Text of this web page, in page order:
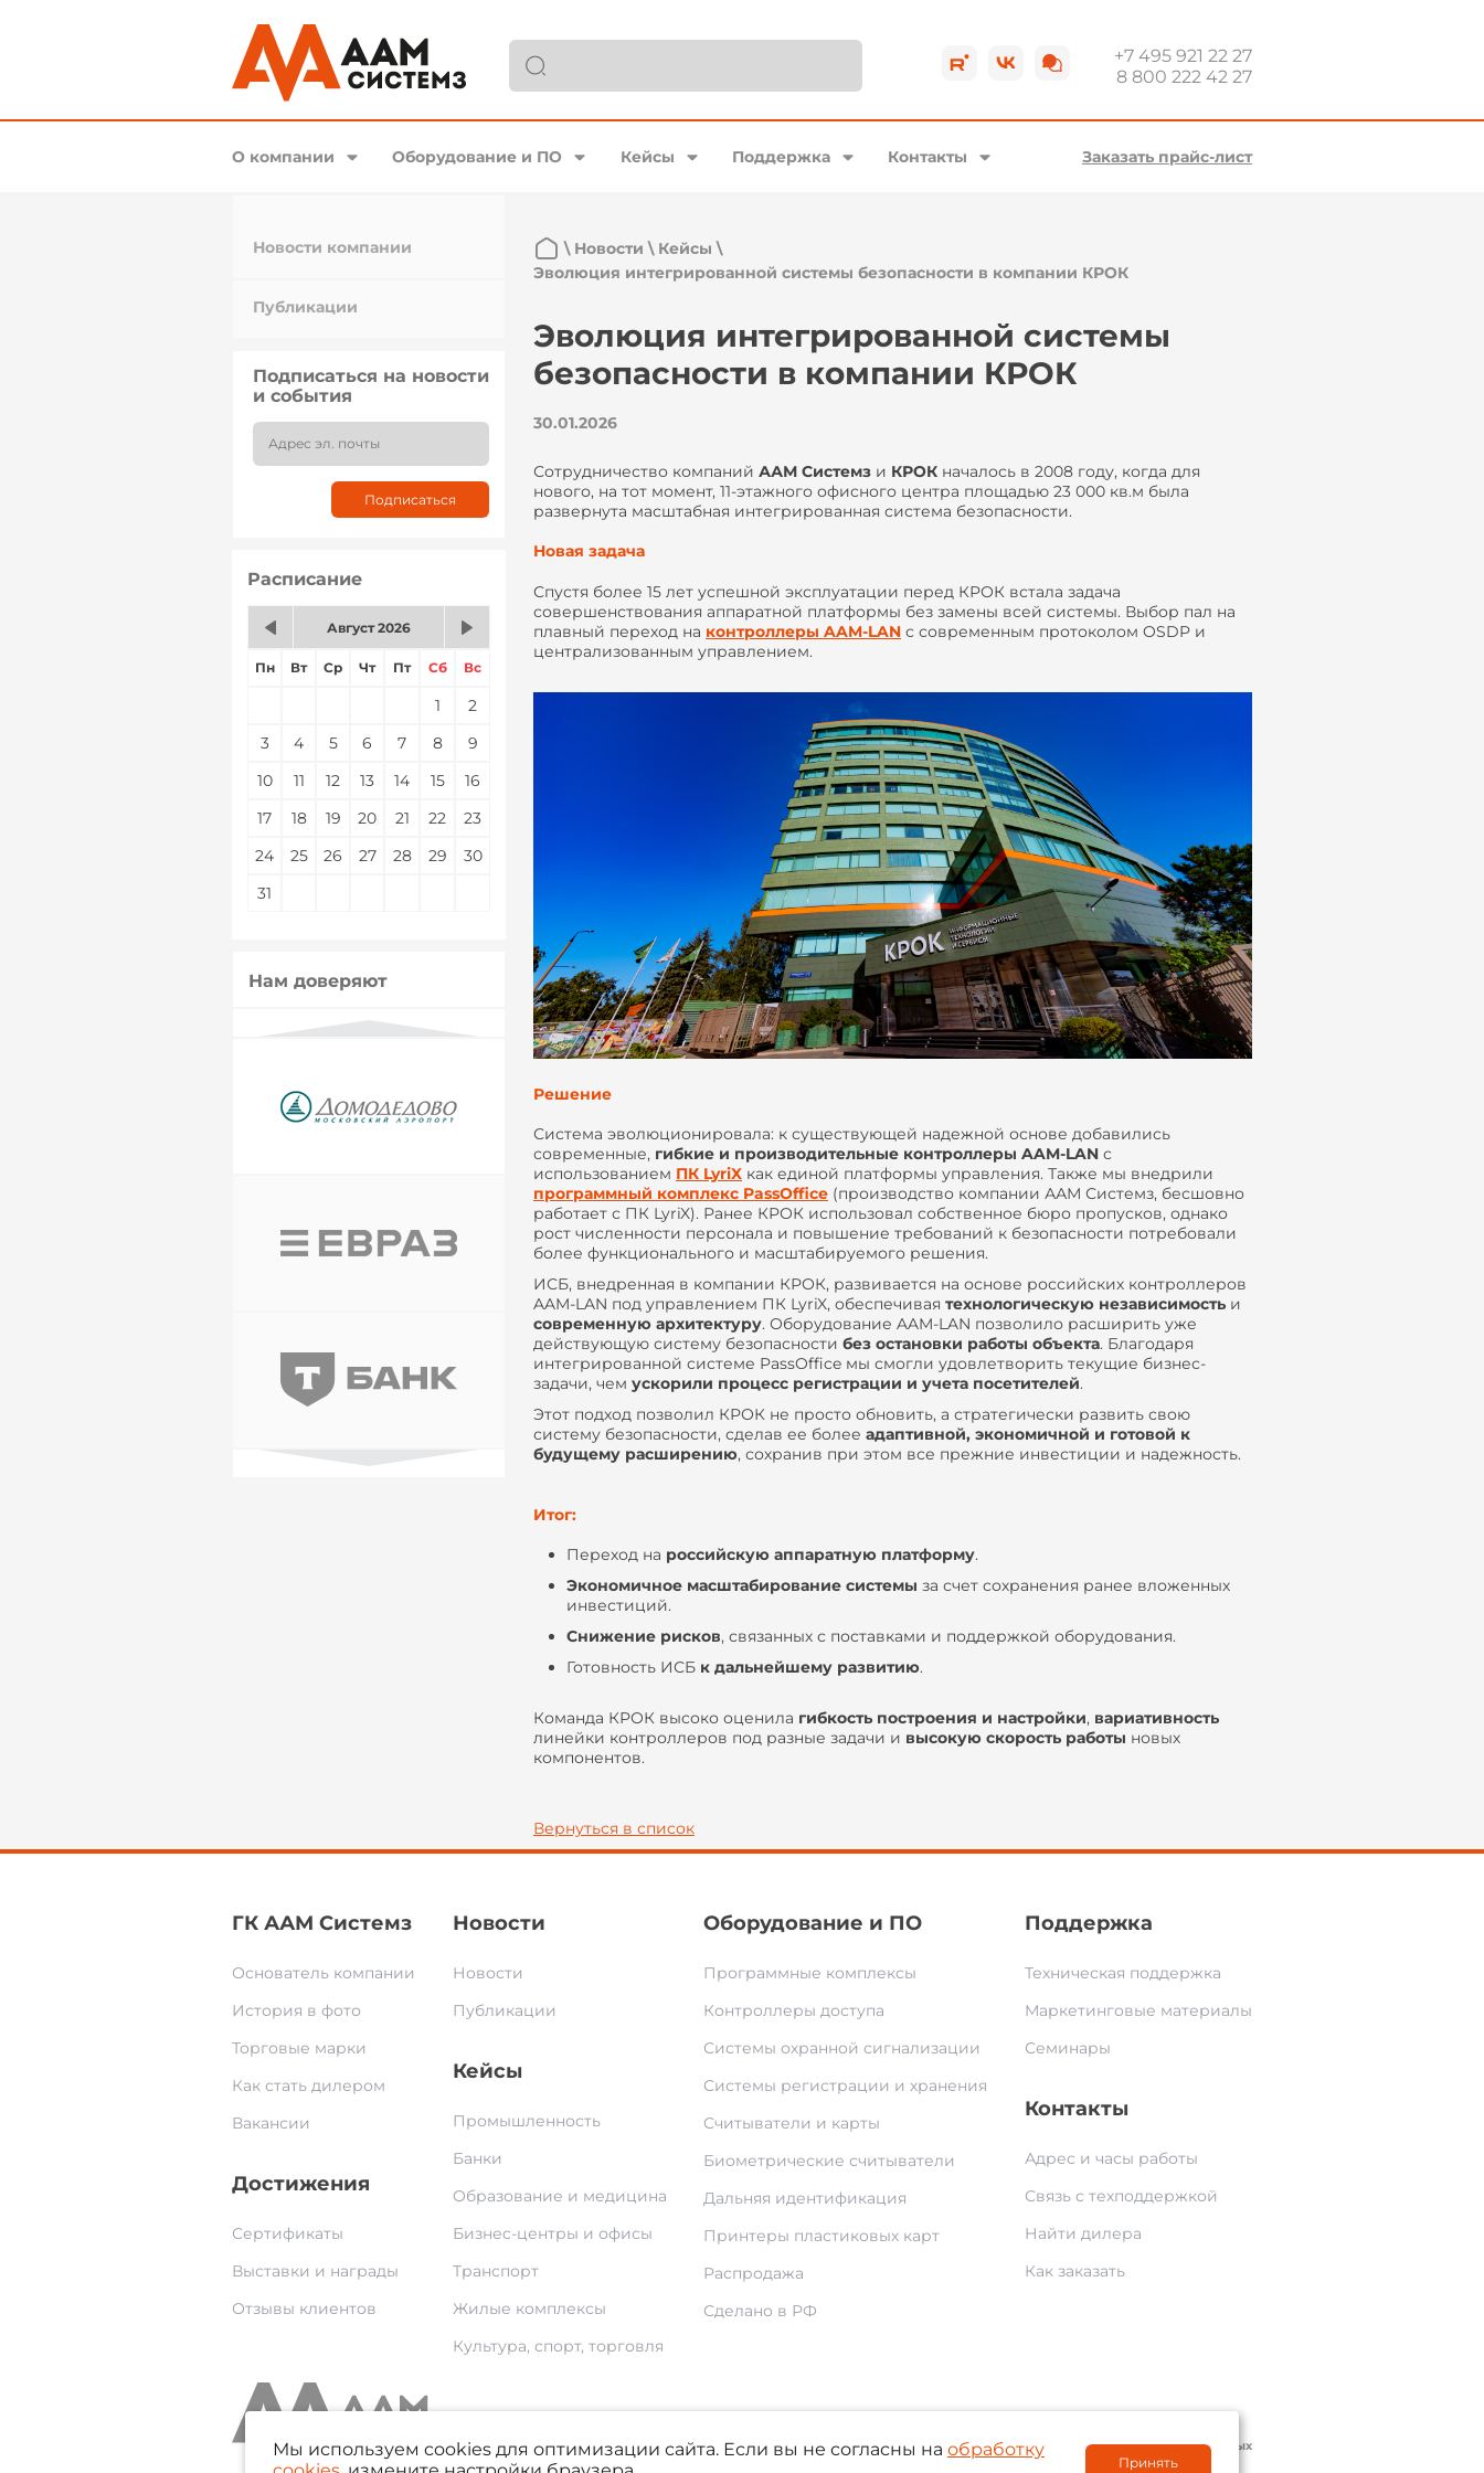
+7 495 921 22 27
8 800 222 42 27
О компании Оборудование и ПО Кейсы Поддержка Контакты Заказать прайс-лист
Новости компании
Публикации
Подписаться на новости
и события
Расписание
Август 2026
Пн Вт Ср Чт Пт Сб Вс
1
2
3
4 5 6 7 8
9
10
11 12 13 14 15
16
17
18 19 20 21 22
23
24
25 26 27 28 29
30
31
Нам доверяют
\ Новости \ Кейсы \
Эволюция интегрированной системы безопасности в компании КРОК
Эволюция интегрированной системы
безопасности в компании КРОК
30.01.2026
Сотрудничество компаний ААМ Системз и КРОК началось в 2008 году, когда для
нового, на тот момент, 11-этажного офисного центра площадью 23 000 кв.м была
развернута масштабная интегрированная система безопасности.
Новая задача
Спустя более 15 лет успешной эксплуатации перед КРОК встала задача
совершенствования аппаратной платформы без замены всей системы. Выбор пал на
плавный переход на контроллеры AAM-LAN с современным протоколом OSDP и
централизованным управлением.
Решение
Система эволюционировала: к существующей надежной основе добавились
современные, гибкие и производительные контроллеры AAM-LAN с
использованием ПК LyriX как единой платформы управления. Также мы внедрили
программный комплекс PassOffice (производство компании ААМ Системз, бесшовно
работает с ПК LyriX). Ранее КРОК использовал собственное бюро пропусков, однако
рост численности персонала и повышение требований к безопасности потребовали
более функционального и масштабируемого решения.
ИСБ, внедренная в компании КРОК, развивается на основе российских контроллеров
AAM-LAN под управлением ПК LyriX, обеспечивая технологическую независимость и
современную архитектуру. Оборудование AAM-LAN позволило расширить уже
действующую систему безопасности без остановки работы объекта. Благодаря
интегрированной системе PassOffice мы смогли удовлетворить текущие бизнес-
задачи, чем ускорили процесс регистрации и учета посетителей.
Этот подход позволил КРОК не просто обновить, а стратегически развить свою
систему безопасности, сделав ее более адаптивной, экономичной и готовой к
будущему расширению, сохранив при этом все прежние инвестиции и надежность.
Итог:
Переход на российскую аппаратную платформу.
Экономичное масштабирование системы за счет сохранения ранее вложенных
инвестиций.
Снижение рисков, связанных с поставками и поддержкой оборудования.
Готовность ИСБ к дальнейшему развитию.
Команда КРОК высоко оценила гибкость построения и настройки, вариативность
линейки контроллеров под разные задачи и высокую скорость работы новых
компонентов.
Вернуться в список
ГК ААМ Системз
Основатель компании
История в фото
Торговые марки
Как стать дилером
Вакансии
Достижения
Сертификаты
Выставки и награды
Отзывы клиентов
Новости
Новости
Публикации
Кейсы
Промышленность
Банки
Образование и медицина
Бизнес-центры и офисы
Транспорт
Жилые комплексы
Культура, спорт, торговля
Оборудование и ПО
Программные комплексы
Контроллеры доступа
Системы охранной сигнализации
Системы регистрации и хранения
Считыватели и карты
Биометрические считыватели
Дальняя идентификация
Принтеры пластиковых карт
Распродажа
Сделано в РФ
Поддержка
Техническая поддержка
Маркетинговые материалы
Семинары
Контакты
Адрес и часы работы
Связь с техподдержкой
Найти дилера
Как заказать
Политика обработки персональных данных
Мы используем cookies для оптимизации сайта. Если вы не согласны на обработку
Принять